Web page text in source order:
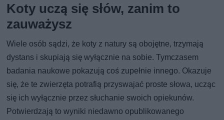
Koty uczą się słów, zanim to
zauważysz
Wiele osób sądzi, że koty z natury są obojętne, trzymają
dystans i skupiają się wyłącznie na sobie. Tymczasem
badania naukowe pokazują coś zupełnie innego. Okazuje
się, że te zwierzęta potrafią przyswajać proste słowa, ucząc
się ich wyłącznie przez słuchanie swoich opiekunów.
Potwierdzają to wyniki niedawno opublikowanego